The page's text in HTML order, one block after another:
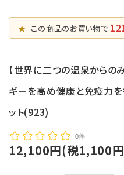
12月誕
★ この商品のお買い物で
【世界に二つの温泉からの
ギーを高め健康と免疫力を
ット(923)
0件
12,100円(税1,100